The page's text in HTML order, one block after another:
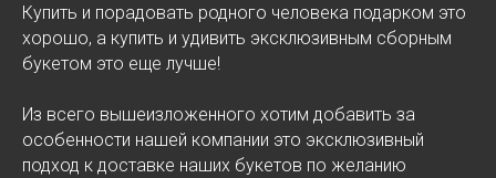
Купить и порадовать родного человека подарком это
хорошо, а купить и удивить эксклюзивным сборным
букетом это еще лучше!
Из всего вышеизложенного хотим добавить за
особенности нашей компании это эксклюзивный
подход к доставке наших букетов по желанию